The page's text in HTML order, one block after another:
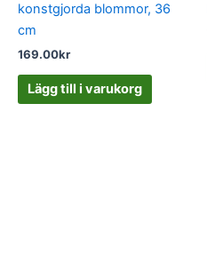
konstgjorda blommor, 36
cm
169.00kr
Lägg till i varukorg